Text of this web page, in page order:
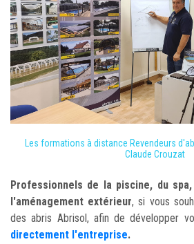
Les formations à distance Revendeurs
Claude Crouzat
Professionnels de la piscine, du
l'aménagement extérieur, si vous
des abris Abrisol, afin de développer
directement l'entreprise.